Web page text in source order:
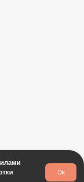
на поиск товара
Ок